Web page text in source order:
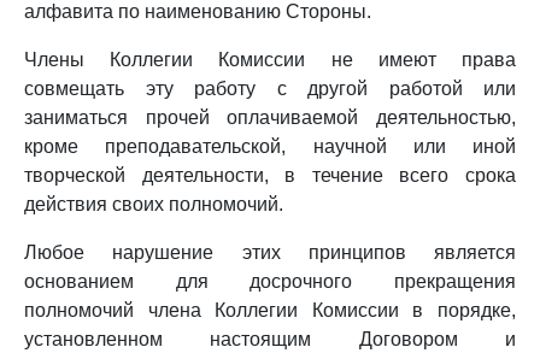
алфавита по наименованию Стороны.
Члены Коллегии Комиссии не имеют права
совмещать эту работу с другой работой или
заниматься прочей оплачиваемой деятельностью,
кроме преподавательской, научной или иной
творческой деятельности, в течение всего срока
действия своих полномочий.
Любое нарушение этих принципов является
основанием для досрочного прекращения
полномочий члена Коллегии Комиссии в порядке,
установленном настоящим Договором и